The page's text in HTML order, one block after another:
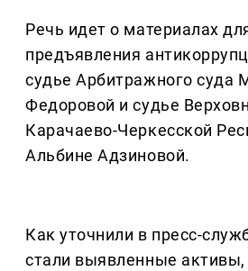
Речь идет о материалах
предъявления
судье Арбитражного суда
Федоровой и судье
Карачаево-Черкесской
Альбине Адзиновой.
Как уточнили в пресс-
стали выявленные